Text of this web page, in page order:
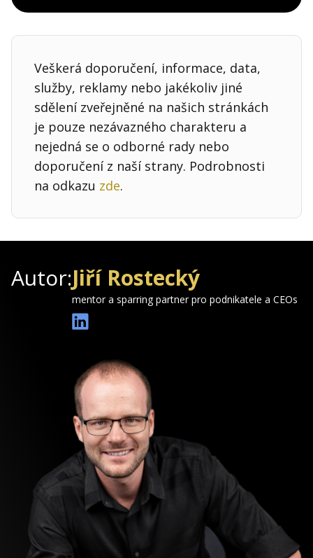
Veškerá doporučení, informace, data,
služby, reklamy nebo jakékoliv jiné
sdělení zveřejněné na našich stránkách
je pouze nezávazného charakteru a
nejedná se o odborné rady nebo
doporučení z naší strany. Podrobnosti
na odkazu zde.
Autor:Jiří Rostecký
mentor a sparring partner pro podnikatele a CEOs